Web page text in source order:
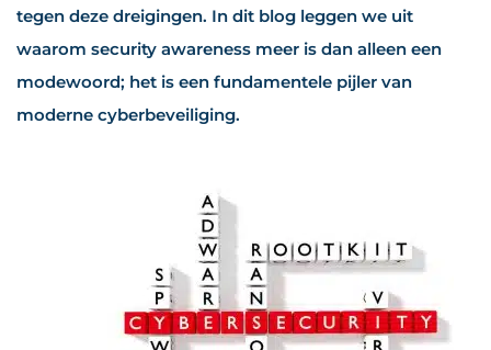
tegen deze dreigingen. In dit blog leggen we uit
waarom security awareness meer is dan alleen een
modewoord; het is een fundamentele pijler van
moderne cyberbeveiliging.